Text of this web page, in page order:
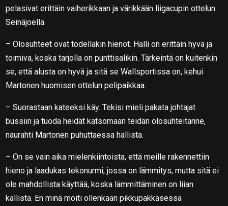
pelasivat erittäin vaiherikkaan ja värikkään liigacupin ottelun
Seinäjoella.
– Olosuhteet ovat todellakin hienot. Halli on erittäin hyvä ja
toimiva, koska tarjolla on punttisalikin. Tärkeintä on kuitenkin
se, että alusta on hyvä ja sitä se Wallsportissa on, kehui
Martonen huomisen ottelun pelipaikkaa.
– Suorastaan kateeksi käy. Tekisi mieli pakata johtajat
bussiin ja tuoda heidät katsomaan teidän olosuhteitanne,
naurahti Martonen puhuttaessa hallista.
– On se vain aika mielenkiintoista, että meille rakennettiin
hieno ja laadukas tekonurmi, jossa on lämmitys, mutta sitä ei
ole mahdollista käyttää, koska lämmittäminen on liian
kallista. En minä moiti ollenkaan pikkupakkasessa